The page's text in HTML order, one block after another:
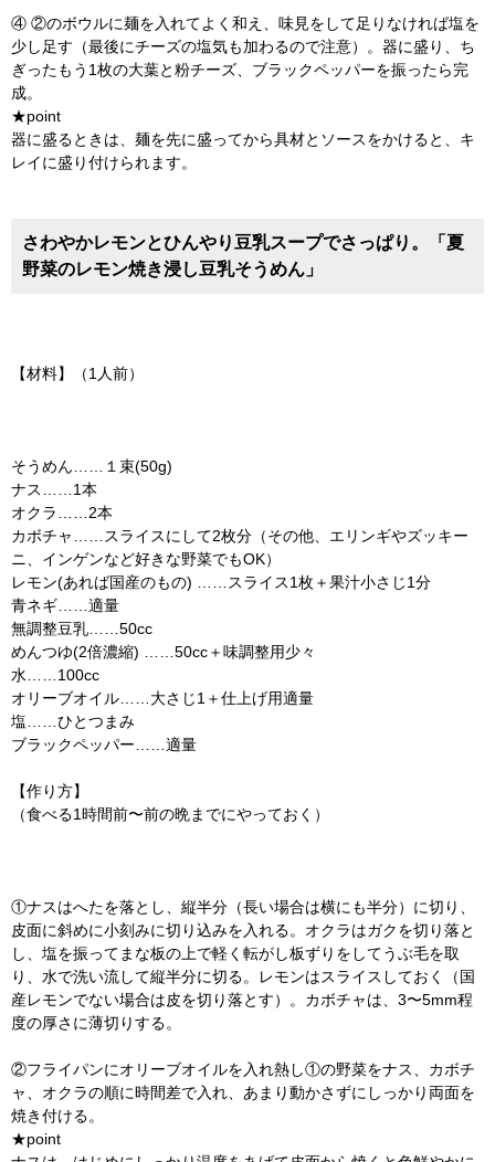
④ ②のボウルに麺を入れてよく和え、味見をして足りなければ塩を
少し足す（最後にチーズの塩気も加わるので注意）。器に盛り、ち
ぎったもう1枚の大葉と粉チーズ、ブラックペッパーを振ったら完
成。
★point
器に盛るときは、麺を先に盛ってから具材とソースをかけると、キ
レイに盛り付けられます。
さわやかレモンとひんやり豆乳スープでさっぱり。「夏
野菜のレモン焼き浸し豆乳そうめん」
【材料】（1人前）
そうめん……１束(50g)
ナス……1本
オクラ……2本
カボチャ……スライスにして2枚分（その他、エリンギやズッキー
ニ、インゲンなど好きな野菜でもOK）
レモン(あれば国産のもの) ……スライス1枚＋果汁小さじ1分
青ネギ……適量
無調整豆乳……50cc
めんつゆ(2倍濃縮) ……50cc＋味調整用少々
水……100cc
オリーブオイル……大さじ1＋仕上げ用適量
塩……ひとつまみ
ブラックペッパー……適量
【作り方】
（食べる1時間前〜前の晩までにやっておく）
①ナスはへたを落とし、縦半分（長い場合は横にも半分）に切り、
皮面に斜めに小刻みに切り込みを入れる。オクラはガクを切り落と
し、塩を振ってまな板の上で軽く転がし板ずりをしてうぶ毛を取
り、水で洗い流して縦半分に切る。レモンはスライスしておく（国
産レモンでない場合は皮を切り落とす）。カボチャは、3〜5mm程
度の厚さに薄切りする。
②フライパンにオリーブオイルを入れ熱し①の野菜をナス、カボチ
ャ、オクラの順に時間差で入れ、あまり動かさずにしっかり両面を
焼き付ける。
★point